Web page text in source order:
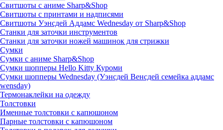
Свитшоты с аниме Sharp&Shop
Свитшоты с принтами и надписями
Свитшоты Уэнсдей Аддамс Wednesday от Sharp&Shop
Станки для заточки инструментов
Станки для заточки ножей машинок для стрижки
Сумки
Сумки с аниме Sharp&Shop
Сумки шопперы Hello Kitty Куроми
Сумки шопперы Wednesday (Уэнсдей Венсдей семейка аддамс
wensday)
Термонаклейки на одежду
Толстовки
Именные толстовки с капюшоном
Парные толстовки с капюшоном